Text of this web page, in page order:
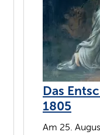
Das
1805
Am 25.